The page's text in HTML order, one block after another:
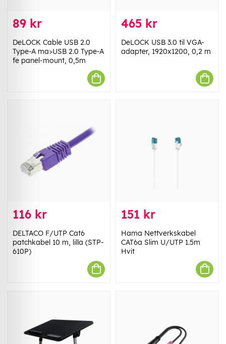
89 kr
DeLOCK Cable USB 2.0
Type-A ma>USB 2.0 Type-A
fe panel-mount, 0,5m
465 kr
DeLOCK USB 3.0 til VGA-
adapter, 1920x1200, 0,2 m
116 kr
DELTACO F/UTP Cat6
patchkabel 10 m, lilla (STP-
610P)
151 kr
Hama Nettverkskabel
CAT6a Slim U/UTP 1.5m
Hvit